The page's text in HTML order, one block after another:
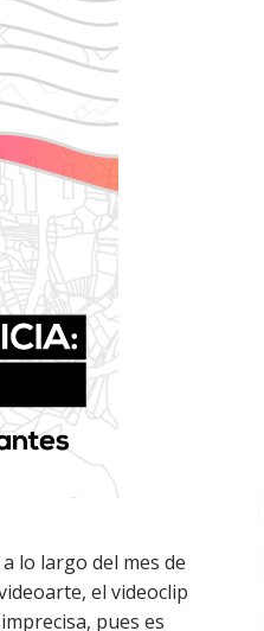
lo largo del mes de
el videoclip
pues es